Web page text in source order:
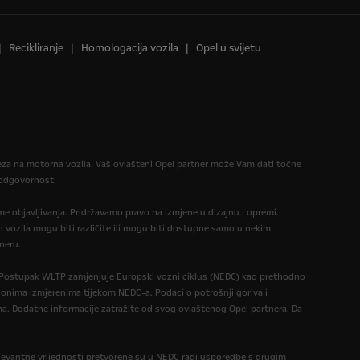
Recikliranje Homologacija vozila
Opel u svijetu
na motorna vozila. Vaš ovlašteni Opel partner može Vam dati točne
Pridržavamo pravo na izmjene u dizajnu i opremi.
vozila mogu biti različite ili mogu biti dostupne samo u nekim
WLTP zamjenjuje Europski vozni ciklus (NEDC) kao prethodno
izmjerenima tijekom NEDC-a. Podaci o potrošnji goriva i
Dodatne informacije zatražite od svog ovlaštenog Opel partnera. Da
vrijednosti pretvorene su u NEDC radi usporedbe s drugim